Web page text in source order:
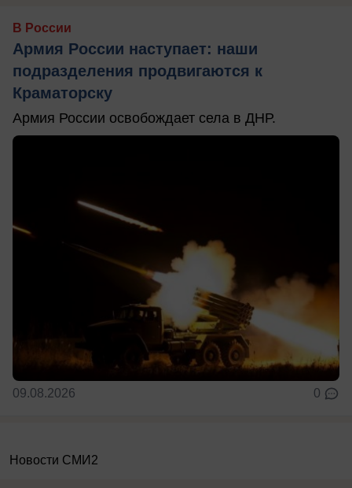
В России
Армия России наступает: наши
подразделения продвигаются к
Краматорску
Армия России освобождает села в ДНР.
09.08.2026 0
Новости СМИ2